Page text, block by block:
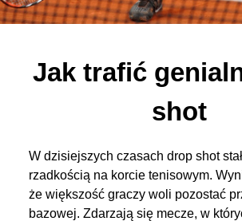
Jak trafić
shot
W dzisiejszych czasach drop shot
rzadkością na korcie tenisowym.
że większość graczy woli pozostać
bazowej. Zdarzają się mecze, w